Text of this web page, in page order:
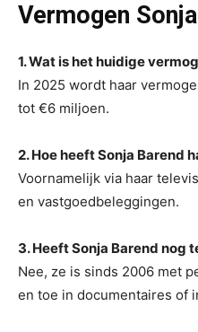
Vermogen
1. Wat is het huidige
In 2025 wordt haar
tot €6 miljoen.
2. Hoe heeft Sonja Barend
Voornamelijk via haar
en vastgoedbeleggingen.
3. Heeft Sonja Barend nog
Nee, ze is sinds 2006 met
en toe in documentaires of